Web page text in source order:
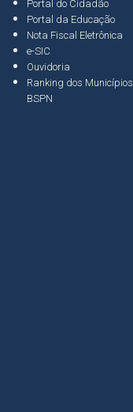
Portal do Cidadão
Portal da Educação
Nota Fiscal Eletrônica
e-SIC
Ouvidoria
Ranking dos Municípios
BSPN